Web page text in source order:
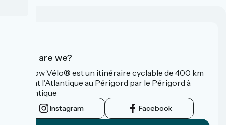
Who are we?
La Flow Vélo® est un itinéraire cyclable de 400 km
reliant l'Atlantique au Périgord par le Périgord à
l’Atlantique
Instagram Facebook